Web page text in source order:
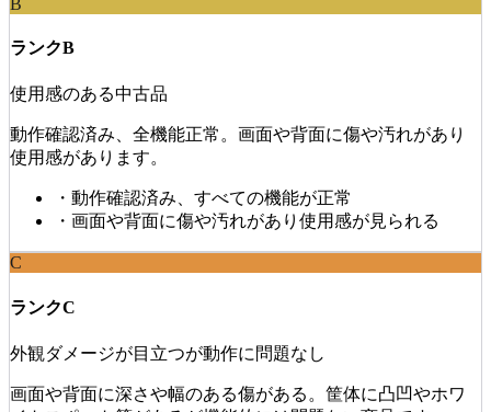
ランクB
使用感のある中古品
動作確認済み、全機能正常。画面や背面に傷や汚れがあり
使用感があります。
・ 動作確認済み、すべての機能が正常
・ 画面や背面に傷や汚れがあり使用感が見られる
C
ランクC
外観ダメージが目立つが動作に問題なし
画面や背面に深さや幅のある傷がある。筐体に凸凹やホワ